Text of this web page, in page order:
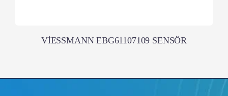
VİESSMANN EBG61107109 SENSÖR